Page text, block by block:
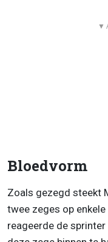
▼
Bloedvorm
Zoals gezegd steekt
twee zeges op
reageerde de